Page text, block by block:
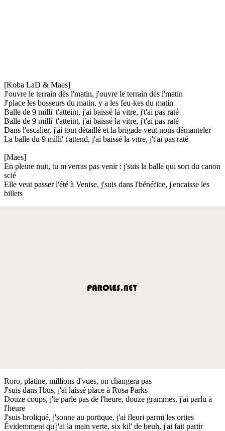
[Koba LaD & Maes]
J'ouvre le terrain dès l'matin, j'ouvre le terrain dès l'matin
J'place les bosseurs du matin, y a les feu-kes du matin
Balle de 9 milli' t'atteint, j'ai baissé la vitre, j't'ai pas raté
Balle de 9 milli' t'atteint, j'ai baissé la vitre, j't'ai pas raté
Dans l'escalier, j'ai tout détaillé et la brigade veut nous démanteler
La balle du 9 milli' t'attend, j'ai baissé la vitre, j't'ai pas raté
[Maes]
En pleine nuit, tu m'verras pas venir : j'suis la balle qui sort du canon
scié
Elle veut passer l'été à Venise, j'suis dans l'bénéfice, j'encaisse les
billets
Roro, platine, millions d'vues, on changera pas
J'suis dans l'bus, j'ai laissé place à Rosa Parks
Douze coups, j'te parle pas de l'heure, douze grammes, j'ai parlu à
l'heure
J'suis broliqué, j'sonne au portique, j'ai fleuri parmi les orties
Évidemment qu'j'ai la main verte, six kil' de beuh, j'ai fait partir